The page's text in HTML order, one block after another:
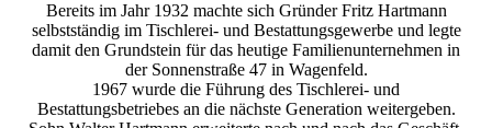
Bereits im Jahr 1932 machte sich Gründer Fritz Hartmann
selbstständig im Tischlerei- und Bestattungsgewerbe und legte
damit den Grundstein für das heutige Familienunternehmen in
der Sonnenstraße 47 in Wagenfeld.
1967 wurde die Führung des Tischlerei- und
Bestattungsbetriebes an die nächste Generation weitergeben.